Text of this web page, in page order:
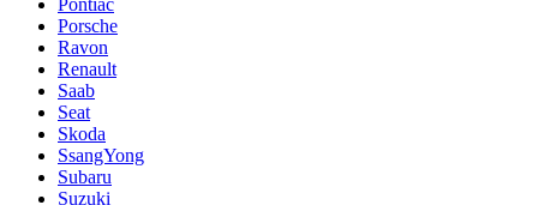
Pontiac
Porsche
Ravon
Renault
Saab
Seat
Skoda
SsangYong
Subaru
Suzuki